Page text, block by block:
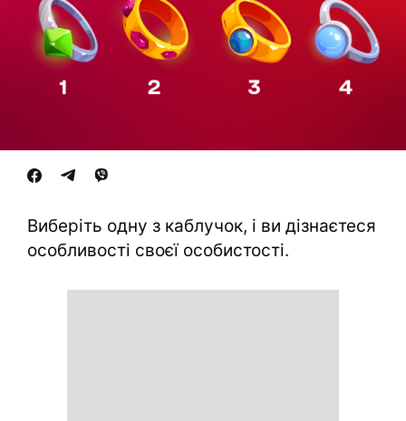
Виберіть одну з каблучок, і ви дізнаєтеся
особливості своєї особистості.